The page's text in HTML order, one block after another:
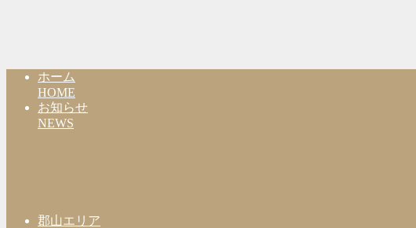
ホーム
HOME
お知らせ
NEWS
郡山エリア